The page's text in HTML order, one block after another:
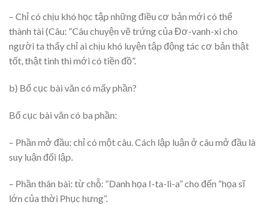
– Chỉ có chịu khó học tập những điều cơ bản mới có thể
thành tài (Câu: “Câu chuyện vẽ trứng của Đơ-vanh-xi cho
người ta thấy chỉ ai chịu khó luyện tập động tác cơ bản thật
tốt, thật tinh thì mới có tiền đồ”.
b) Bố cục bài văn có mấy phần?
Bố cục bài văn có ba phần:
– Phần mở đầu: chỉ có một câu. Cách lập luận ở câu mở đầu là
suy luận đối lập.
– Phần thân bài: từ chỗ: “Danh họa I-ta-li-a” cho đến “họa sĩ
lớn của thời Phục hưng”.